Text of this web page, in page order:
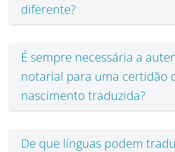
diferente?
É sempre necessária a
notarial para uma certidão
nascimento traduzida?
De que línguas podem